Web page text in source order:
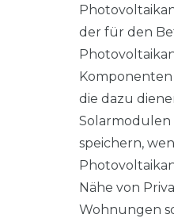
der für den
die dazu
speichern,
Nähe von
Wohnungen